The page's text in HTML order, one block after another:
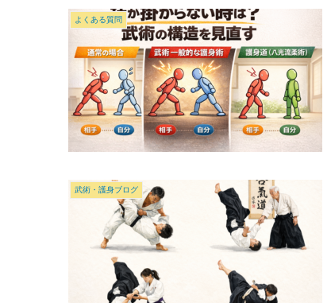
よくある質問
武術・護身ブログ